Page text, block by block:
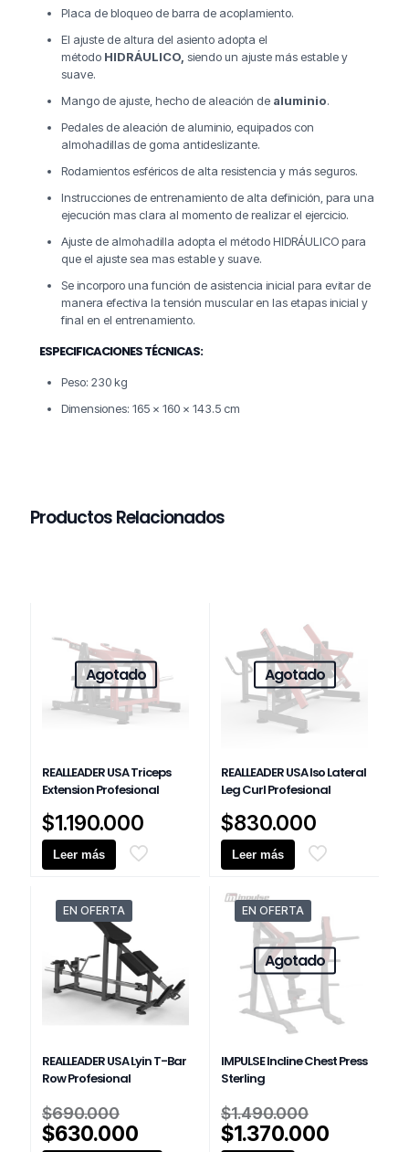
Placa de bloqueo de barra de acoplamiento.
El ajuste de altura del asiento adopta el
método HIDRÁULICO, siendo un ajuste más estable y
suave.
Mango de ajuste, hecho de aleación de aluminio.
Pedales de aleación de aluminio, equipados con
almohadillas de goma antideslizante.
Rodamientos esféricos de alta resistencia y más seguros.
Instrucciones de entrenamiento de alta definición, para una
ejecución mas clara al momento de realizar el ejercicio.
Ajuste de almohadilla adopta el método HIDRÁULICO para
que el ajuste sea mas estable y suave.
Se incorporo una función de asistencia inicial para evitar de
manera efectiva la tensión muscular en las etapas inicial y
final en el entrenamiento.
ESPECIFICACIONES TÉCNICAS:
Peso: 230 kg
Dimensiones: 165 x 160 x 143.5 cm
Productos Relacionados
Agotado
REALLEADER USA Triceps
Extension Profesional
$1.190.000
Leer más
Agotado
REALLEADER USA Iso Lateral
Leg Curl Profesional
$830.000
Leer más
EN OFERTA
REALLEADER USA Lyin T-Bar
Row Profesional
$690.000
precio
$630.000
EN OFERTA
Agotado
IMPULSE Incline Chest Press
Sterling
$1.490.000
precio
$1.370.000